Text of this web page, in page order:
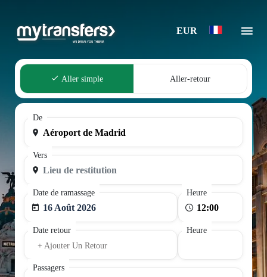
EUR
Aller simple Aller-retour
De
Vers
Date de ramassage
16 Août 2026
Heure
Date retour
+ Ajouter Un Retour
Heure
Passagers